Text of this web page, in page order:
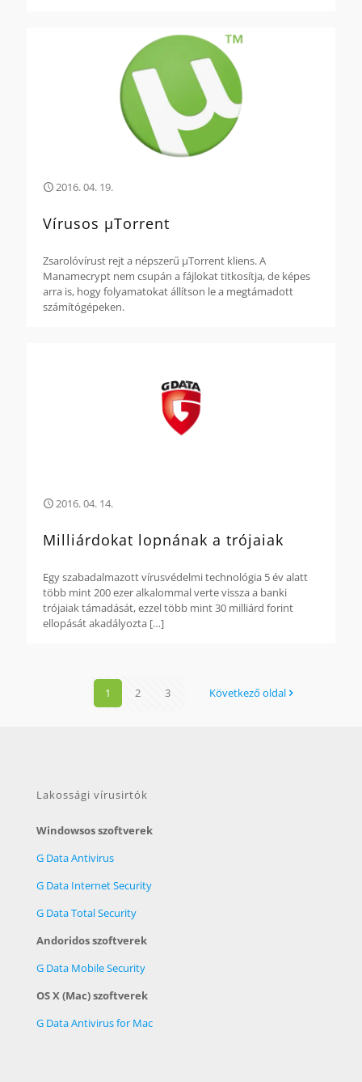
2016. 04. 19.
Vírusos µTorrent
Zsarolóvírust rejt a népszerű µTorrent kliens. A
Manamecrypt nem csupán a fájlokat titkosítja, de képes
arra is, hogy folyamatokat állítson le a megtámadott
számítógépeken.
2016. 04. 14.
Milliárdokat lopnának a trójaiak
Egy szabadalmazott vírusvédelmi technológia 5 év alatt
több mint 200 ezer alkalommal verte vissza a banki
trójaiak támadását, ezzel több mint 30 milliárd forint
ellopását akadályozta […]
1 2 3 Következő oldal
Lakossági vírusirtók
Windowsos szoftverek
G Data Antivirus
G Data Internet Security
G Data Total Security
Andoridos szoftverek
G Data Mobile Security
OS X (Mac) szoftverek
G Data Antivirus for Mac